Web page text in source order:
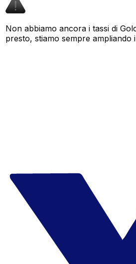
Non abbiamo ancora i tassi di
presto, stiamo sempre